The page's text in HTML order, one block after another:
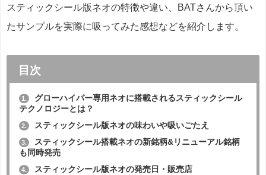
スティックシール版ネオの特徴や違い、BATさんから頂い
たサンプルを実際に吸ってみた感想などを紹介します。
目次
1.
グローハイパー専用ネオに搭載されるスティックシール
テクノロジーとは？
2. スティックシール版ネオの味わいや吸いごたえ
3.
スティックシール搭載ネオの新銘柄&リニューアル銘柄
も同時発売
4. スティックシール版ネオの発売日・販売店